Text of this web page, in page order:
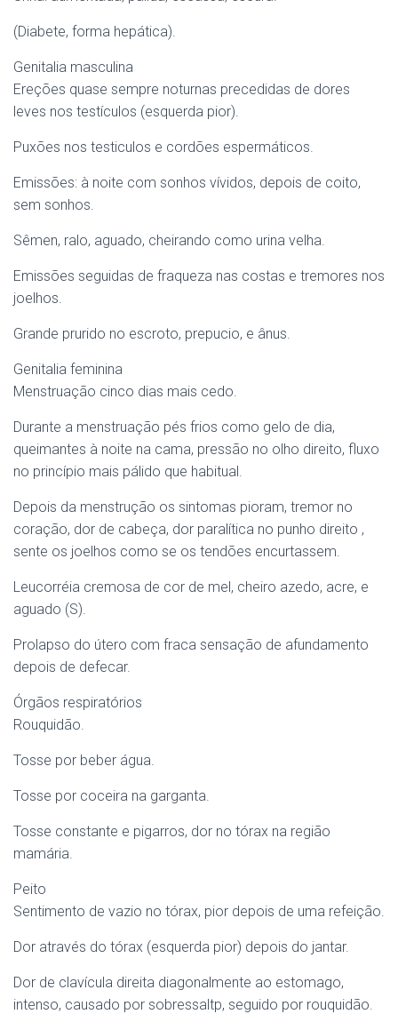
(Diabete, forma hepática).
Genitalia masculina
Ereções quase sempre noturnas precedidas de dores
leves nos testículos (esquerda pior).
Puxões nos testiculos e cordões espermáticos.
Emissões: à noite com sonhos vívidos, depois de coito,
sem sonhos.
Sêmen, ralo, aguado, cheirando como urina velha.
Emissões seguidas de fraqueza nas costas e tremores nos
joelhos.
Grande prurido no escroto, prepucio, e ânus.
Genitalia feminina
Menstruação cinco dias mais cedo.
Durante a menstruação pés frios como gelo de dia,
queimantes à noite na cama, pressão no olho direito, fluxo
no princípio mais pálido que habitual.
Depois da menstrução os sintomas pioram, tremor no
coração, dor de cabeça, dor paralítica no punho direito ,
sente os joelhos como se os tendões encurtassem.
Leucorréia cremosa de cor de mel, cheiro azedo, acre, e
aguado (S).
Prolapso do útero com fraca sensação de afundamento
depois de defecar.
Órgãos respiratórios
Rouquidão.
Tosse por beber água.
Tosse por coceira na garganta.
Tosse constante e pigarros, dor no tórax na região
mamária.
Peito
Sentimento de vazio no tórax, pior depois de uma refeição.
Dor através do tórax (esquerda pior) depois do jantar.
Dor de clavícula direita diagonalmente ao estomago,
intenso, causado por sobressaltp, seguido por rouquidão.